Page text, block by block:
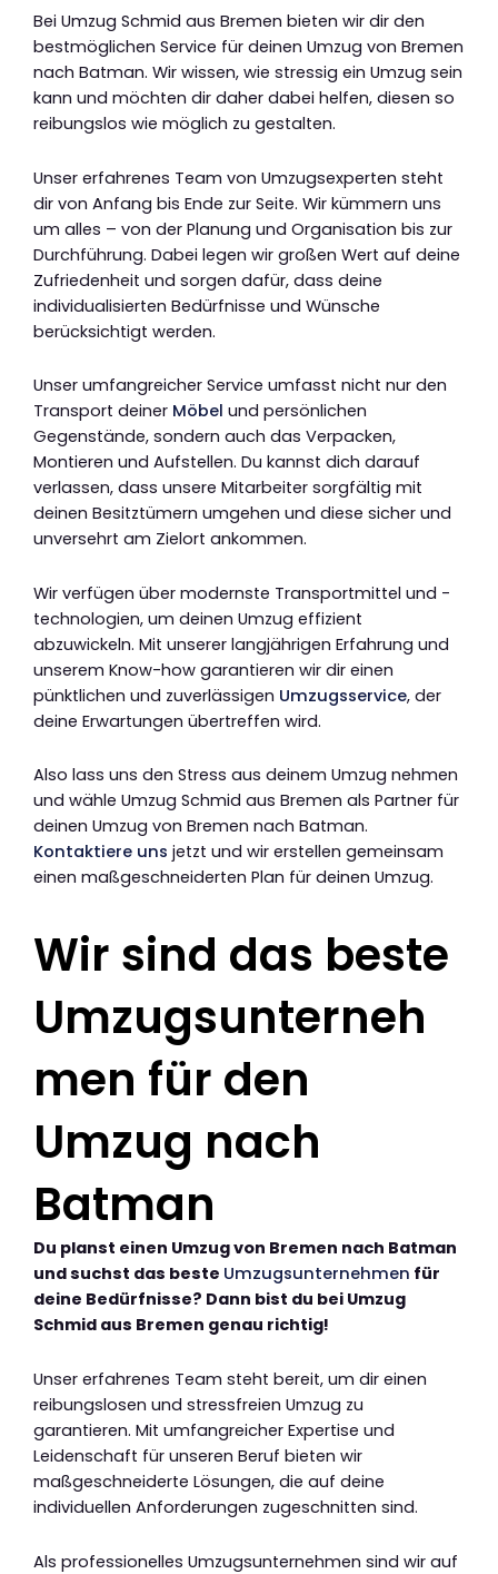
Bei Umzug Schmid aus Bremen bieten wir dir den
bestmöglichen Service für deinen Umzug von Bremen
nach Batman. Wir wissen, wie stressig ein Umzug sein
kann und möchten dir daher dabei helfen, diesen so
reibungslos wie möglich zu gestalten.
Unser erfahrenes Team von Umzugsexperten steht
dir von Anfang bis Ende zur Seite. Wir kümmern uns
um alles – von der Planung und Organisation bis zur
Durchführung. Dabei legen wir großen Wert auf deine
Zufriedenheit und sorgen dafür, dass deine
individualisierten Bedürfnisse und Wünsche
berücksichtigt werden.
Unser umfangreicher Service umfasst nicht nur den
Transport deiner Möbel und persönlichen
Gegenstände, sondern auch das Verpacken,
Montieren und Aufstellen. Du kannst dich darauf
verlassen, dass unsere Mitarbeiter sorgfältig mit
deinen Besitztümern umgehen und diese sicher und
unversehrt am Zielort ankommen.
Wir verfügen über modernste Transportmittel und -
technologien, um deinen Umzug effizient
abzuwickeln. Mit unserer langjährigen Erfahrung und
unserem Know-how garantieren wir dir einen
pünktlichen und zuverlässigen Umzugsservice, der
deine Erwartungen übertreffen wird.
Also lass uns den Stress aus deinem Umzug nehmen
und wähle Umzug Schmid aus Bremen als Partner für
deinen Umzug von Bremen nach Batman.
Kontaktiere uns jetzt und wir erstellen gemeinsam
einen maßgeschneiderten Plan für deinen Umzug.
Wir sind das beste
Umzugsunterneh
men für den
Umzug nach
Batman
Du planst einen Umzug von Bremen nach Batman
und suchst das beste Umzugsunternehmen für
deine Bedürfnisse? Dann bist du bei Umzug
Schmid aus Bremen genau richtig!
Unser erfahrenes Team steht bereit, um dir einen
reibungslosen und stressfreien Umzug zu
garantieren. Mit umfangreicher Expertise und
Leidenschaft für unseren Beruf bieten wir
maßgeschneiderte Lösungen, die auf deine
individuellen Anforderungen zugeschnitten sind.
Als professionelles Umzugsunternehmen sind wir auf